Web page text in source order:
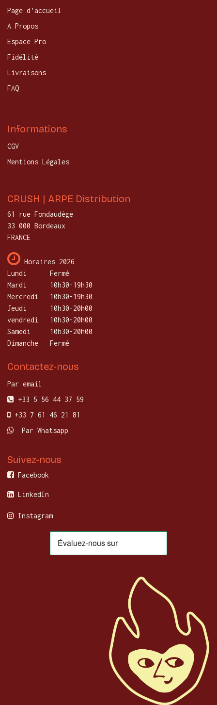
Page d'accueil
A Propos
Espace Pro
Fidélité
Livraisons
FAQ
Informations
CGV
Mentions Légales
CRUSH | ARPE Distribution
61 rue Fondaudège
33 000 Bordeaux
FRANCE
Horaires 2026
Lundi
​Fermé
Mardi
10h30-19h30
Mercredi
​10h30-19h30
Jeudi
10h30-20h00
vendredi
10h30-20h00
Samedi
10h30-20h00
Dimanche
Fermé
Contactez-nous
Par email
+33 5 56 44 37 59
+33 7 61 46 21 81
Par Whatsapp
Suivez-nous
Facebook
LinkedIn
Instagram